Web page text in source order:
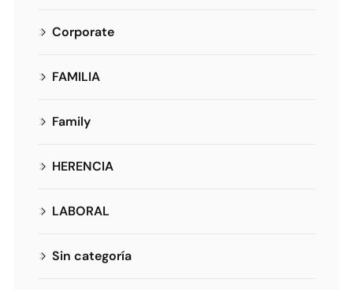
Corporate
FAMILIA
Family
HERENCIA
LABORAL
Sin categoría